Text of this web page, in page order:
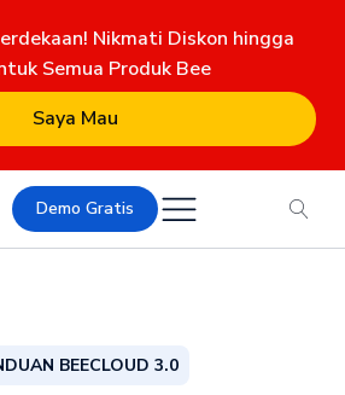
Nikmati Diskon hingga
Semua Produk Bee
Saya Mau
Demo Gratis
BEECLOUD 3.0